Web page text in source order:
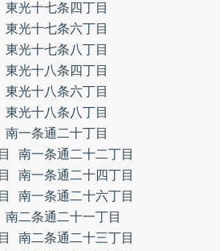
東光十七条四丁目
東光十七条六丁目
東光十七条八丁目
東光十八条四丁目
東光十八条六丁目
東光十八条八丁目
南一条通二十丁目
南一条通二十二丁目
南一条通二十四丁目
南一条通二十六丁目
南二条通二十一丁目
南二条通二十三丁目